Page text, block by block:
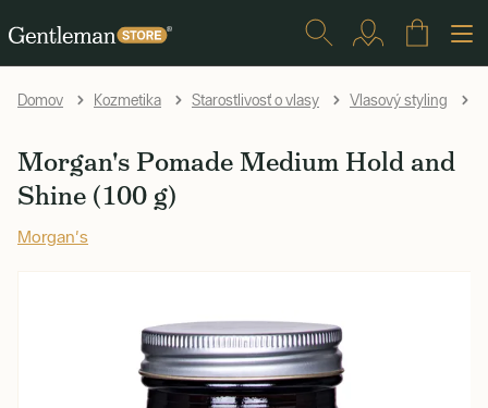
Domov Kozmetika Starostlivosť o vlasy Vlasový styling
Morgan's Pomade Medium Hold and
Shine (100 g)
Morgan's